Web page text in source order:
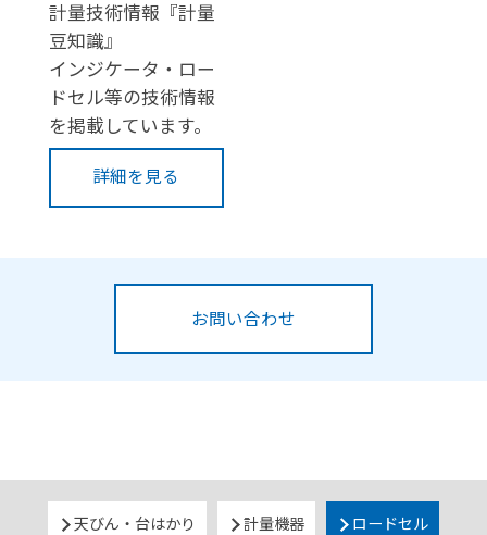
計量技術情報『計量
豆知識』
インジケータ・ロー
ドセル等の技術情報
を掲載しています。
詳細を見る
お問い合わせ
天びん・台はかり 計量機器 ロードセル